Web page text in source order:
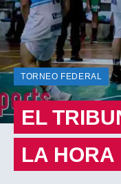
TORNEO FEDERAL
EL
LA HORA